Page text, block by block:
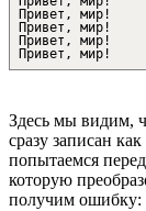
Привет, мир!
Привет, мир!
Привет, мир!
Привет, мир!
Здесь мы видим,
сразу записан
попытаемся
которую
получим ошибку: